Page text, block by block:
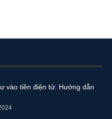
vào tiền điện tử: Hướng dẫn